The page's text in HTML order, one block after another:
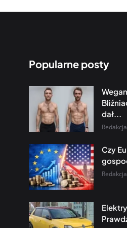
Popularne posty
dał...
Redakcja
Czy
Redakcja